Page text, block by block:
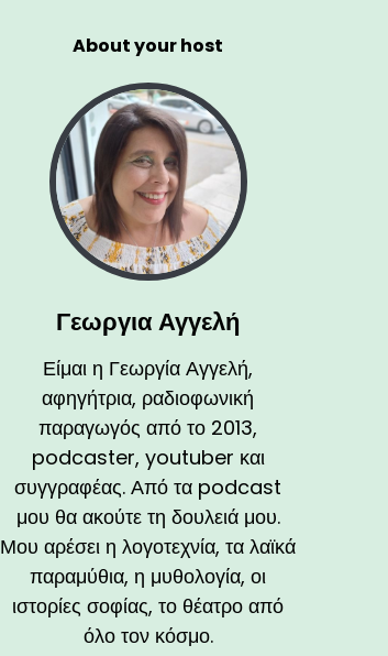
About your host
Γεωργια Αγγελή
Είμαι η Γεωργία Αγγελή,
αφηγήτρια, ραδιοφωνική
παραγωγός από το 2013,
podcaster, youtuber και
συγγραφέας. Από τα podcast
μου θα ακούτε τη δουλειά μου.
Μου αρέσει η λογοτεχνία, τα λαϊκά
παραμύθια, η μυθολογία, οι
ιστορίες σοφίας, το θέατρο από
όλο τον κόσμο.